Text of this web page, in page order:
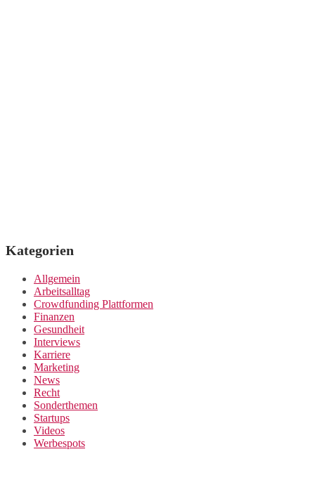
Kategorien
Allgemein
Arbeitsalltag
Crowdfunding Plattformen
Finanzen
Gesundheit
Interviews
Karriere
Marketing
News
Recht
Sonderthemen
Startups
Videos
Werbespots